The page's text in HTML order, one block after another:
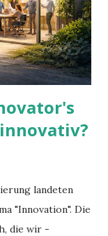
landeten
"Innovation". Die
die wir -